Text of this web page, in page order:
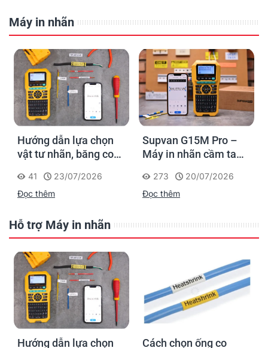
Máy in nhãn
Hướng dẫn lựa chọn
vật tư nhãn, băng co
Supvan G15M Pro
41
23/07/2026
Đọc thêm
Supvan G15M Pro –
Máy in nhãn cầm tay
dấu một lần, tra cứu
trọn đời công trình
273
20/07/2026
Đọc thêm
Hỗ trợ Máy in nhãn
Hướng dẫn lựa chọn
Cách chọn ống co